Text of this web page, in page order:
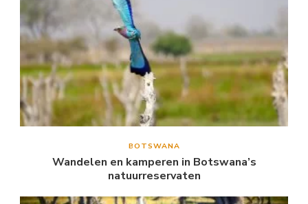
BOTSWANA
Wandelen en kamperen in Botswana’s
natuurreservaten